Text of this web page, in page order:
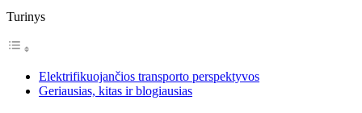
Turinys
Elektrifikuojančios transporto perspektyvos
Geriausias, kitas ir blogiausias